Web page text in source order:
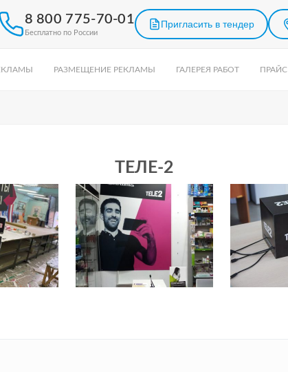
8 800 775-70-01
Бесплатно по России
Пригласить в тендер
РАЗМЕЩЕНИЕ РЕКЛАМЫ ГАЛЕРЕЯ РАБОТ ПРАЙС
ТЕЛЕ-2